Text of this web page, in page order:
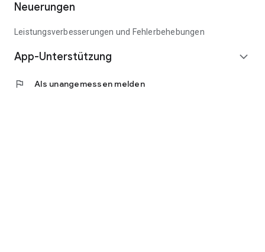
Neuerungen
Leistungsverbesserungen und Fehlerbehebungen
App-Unterstützung expand_more
flag Als unangemessen melden